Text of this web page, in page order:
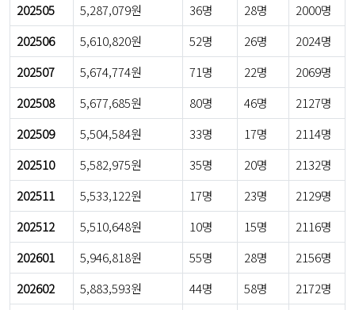
202505
5,287,079원 36명 28명
2000명
202506
5,610,820원 52명 26명
2024명
202507
5,674,774원 71명 22명
2069명
202508
5,677,685원 80명 46명
2127명
202509
5,504,584원 33명 17명
2114명
202510
5,582,975원 35명 20명
2132명
202511
5,533,122원 17명 23명
2129명
202512
5,510,648원 10명 15명
2116명
202601
5,946,818원 55명 28명
2156명
202602
5,883,593원 44명 58명
2172명